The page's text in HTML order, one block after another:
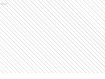
Ads